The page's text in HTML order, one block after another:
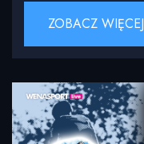
ZOBACZ WIĘCEJ